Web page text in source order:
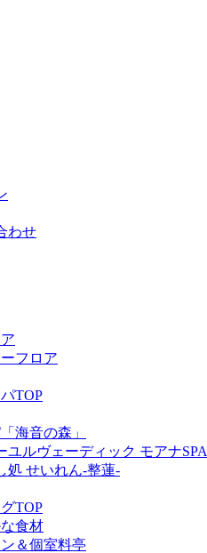
わせ
フロア
TOP
海音の森」
ユルヴェーディック モアナSPA
処 せいれん-整蓮-
TOP
食材
＆個室料亭